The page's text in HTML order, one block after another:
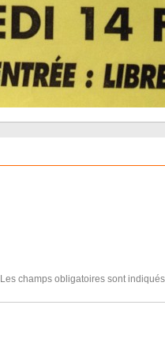
Les champs obligatoires sont